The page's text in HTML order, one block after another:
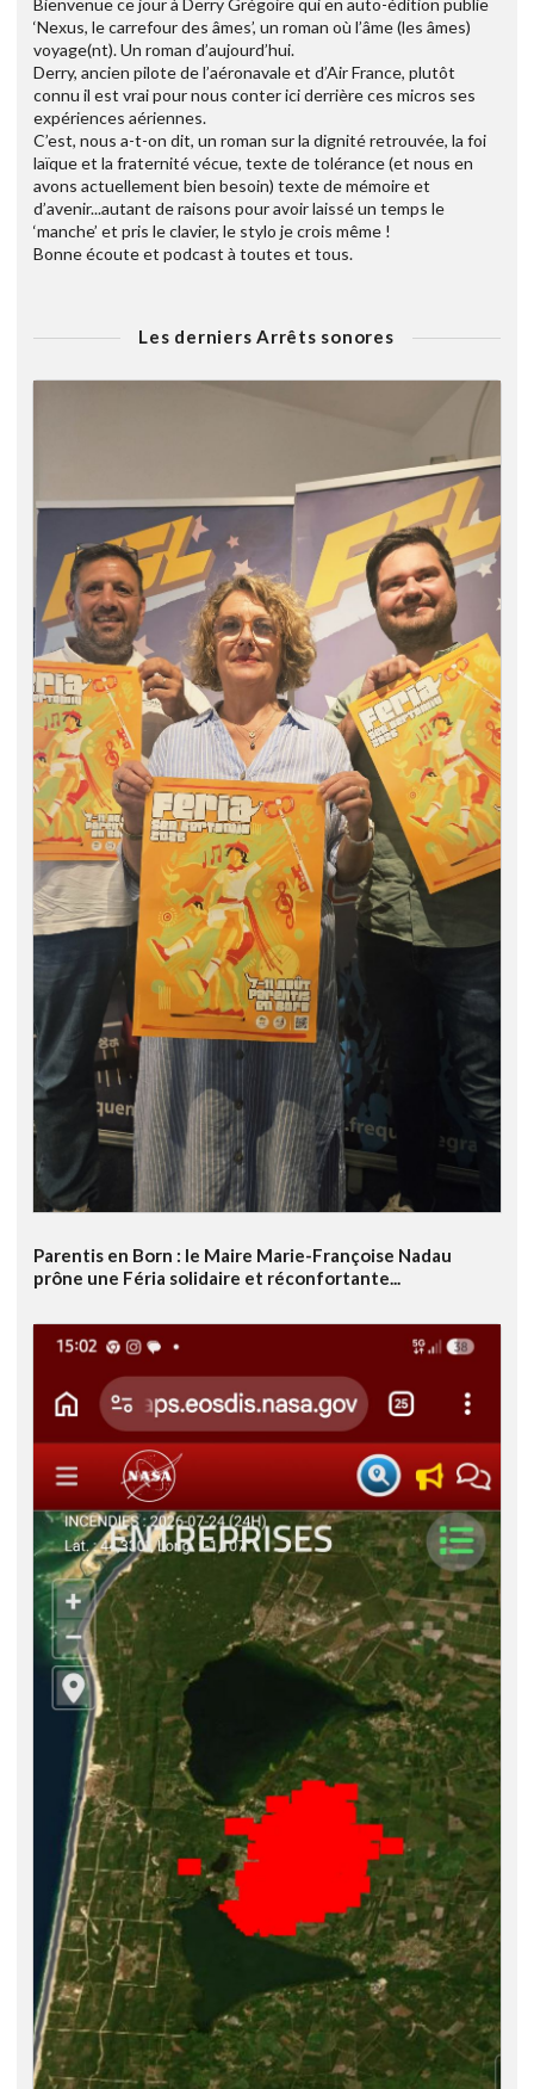
‘Nexus, le carrefour des âmes’, un roman où l’âme (les âmes)
voyage(nt). Un roman d’aujourd’hui.
Derry, ancien pilote de l’aéronavale et d’Air France, plutôt
connu il est vrai pour nous conter ici derrière ces micros ses
expériences aériennes.
C’est, nous a-t-on dit, un roman sur la dignité retrouvée, la foi
laïque et la fraternité vécue, texte de tolérance (et nous en
avons actuellement bien besoin) texte de mémoire et
d’avenir...autant de raisons pour avoir laissé un temps le
‘manche’ et pris le clavier, le stylo je crois même !
Bonne écoute et podcast à toutes et tous.
Les derniers Arrêts sonores
Parentis en Born : le Maire Marie-Françoise Nadau
prône une Féria solidaire et réconfortante...